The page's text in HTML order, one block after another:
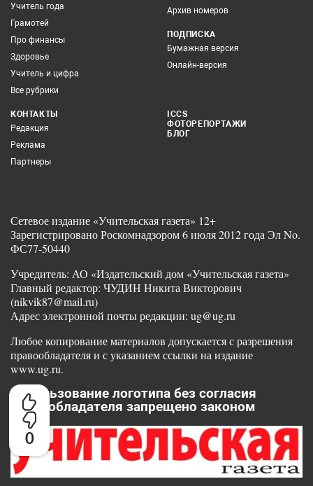
0
Учитель года
Грамотей
Про финансы
Здоровье
Учитель и цифра
Все рубрики
Архив номеров
ПОДПИСКА
Бумажная версия
Онлайн-версия
КОНТАКТЫ
Редакция
Реклама
Партнеры
ICCS
ФОТОРЕПОРТАЖИ
БЛОГ
Сетевое издание «Учительская газета» 12+
Зарегистрировано Роскомнадзором 6 июля 2012 года Эл No.
ФС77-50440
Учредитель: АО «Издательский дом «Учительская газета»
Главный редактор: ЧУДИН Никита Викторович
(nikvik87@mail.ru)
Адрес электронной почты редакции: ug@ug.ru
Любое копирование материалов допускается с разрешения
правообладателя и с указанием ссылки на издание
www.ug.ru.
Использование логотипа без согласия
правообладателя запрещено законом